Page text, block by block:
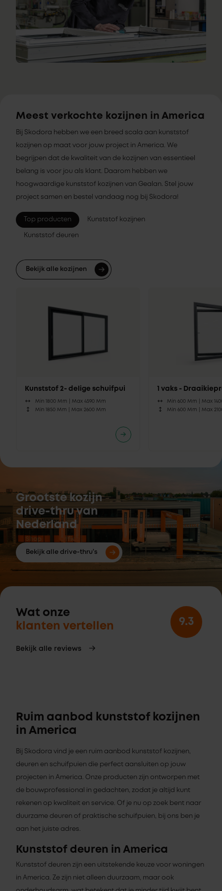
Meest verkochte kozijnen in America
Bij Skodora hebben we een breed scala aan kunststof
kozijnen op maat voor jouw project in America. We
begrijpen dat de kwaliteit van de kozijnen van essentieel
belang is voor jou als klant. Daarom hebben we
hoogwaardige kunststof kozijnen van Gealan. Stel jouw
project samen en bestel vandaag nog bij Skodora!
Top producten Kunststof kozijnen
Kunststof deuren
Bekijk alle kozijnen
Kunststof 2- delige schuifpui
Min 1800 Mm | Max 4590 Mm
Min 1850 Mm | Max 2600 Mm
1 vaks -
Min 600 Mm |Max
Min 600 Mm |Max
Grootste kozijn
drive-thru van
Nederland
Bekijk alle drive-thru's
Wat onze
klanten vertellen
Bekijk alle reviews
9.3
Ruim aanbod kunststof kozijnen
in America
Bij Skodora vind je een ruim aanbod kunststof kozijnen,
deuren en schuifpuien die perfect aansluiten op jouw
projecten in America. Onze producten zijn ontworpen met
de bouwprofessional in gedachten, zodat je altijd kunt
rekenen op kwaliteit en service. Of je nu op zoek bent naar
duurzame deuren of praktische schuifpuien, bij ons ben je
aan het juiste adres.
Kunststof deuren in America
Kunststof deuren zijn een uitstekende keuze voor woningen
in America. Ze zijn niet alleen duurzaam, maar ook